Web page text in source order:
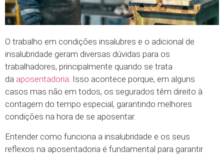
O trabalho em condições insalubres e o adicional de
insalubridade geram diversas dúvidas para os
trabalhadores, principalmente quando se trata
da aposentadoria. Isso acontece porque, em alguns
casos mas não em todos, os segurados têm direito à
contagem do tempo especial, garantindo melhores
condições na hora de se aposentar.
Entender como funciona a insalubridade e os seus
reflexos na aposentadoria é fundamental para garantir